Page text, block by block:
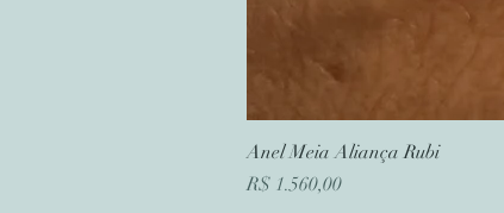
Anel Meia Aliança Rubi
Preço
R$ 1.560,00